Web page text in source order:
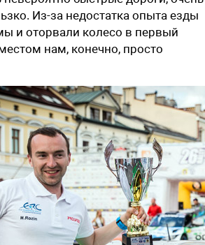
Из-за недостатка опыта езды
и оторвали колесо в первый
нам, конечно, просто